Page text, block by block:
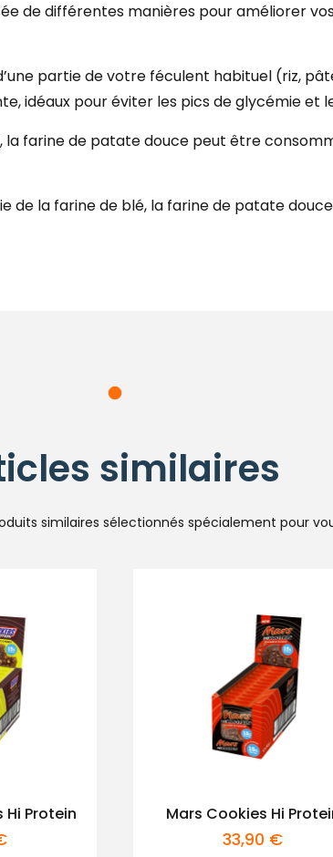
de différentes manières pour améliorer
partie de votre féculent habituel (riz,
idéaux pour éviter les pics de glycémie et
la farine de patate douce peut être
de la farine de blé, la farine de patate
similaires
similaires sélectionnés spécialement pour
Hi Protein Mars Cookies Hi
33,90 €